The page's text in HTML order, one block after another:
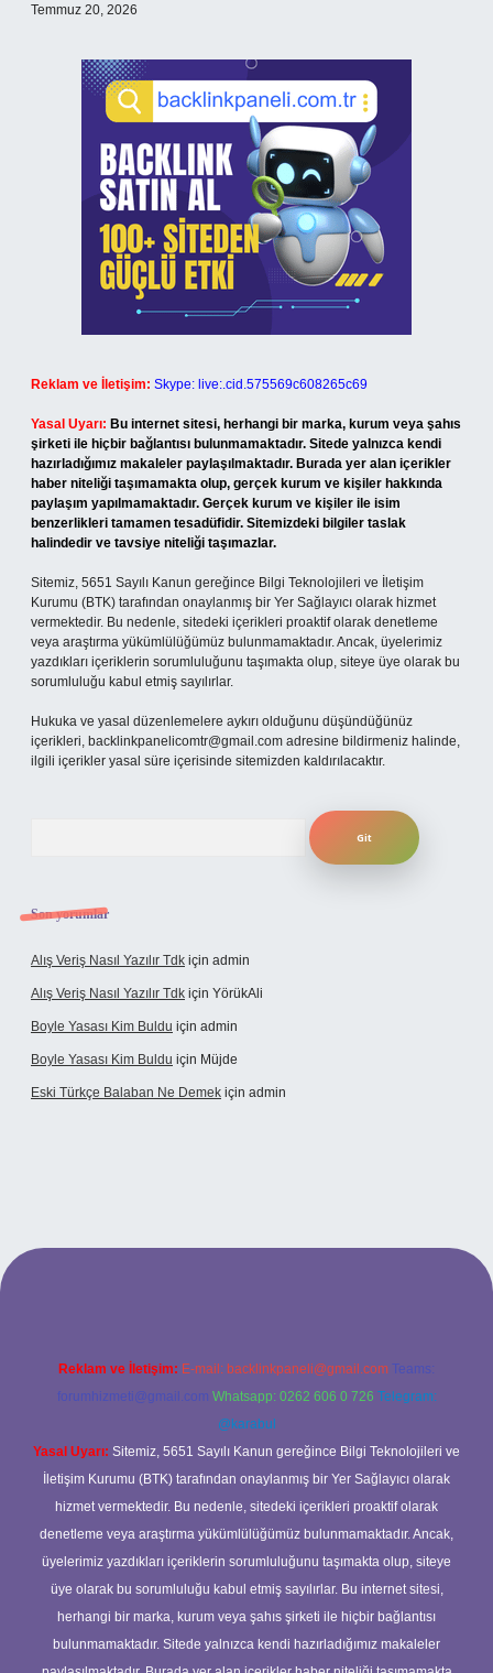
Temmuz 20, 2026
Reklam ve İletişim: Skype: live:.cid.575569c608265c69
Yasal Uyarı: Bu internet sitesi, herhangi bir marka, kurum veya şahıs
şirketi ile hiçbir bağlantısı bulunmamaktadır. Sitede yalnızca kendi
hazırladığımız makaleler paylaşılmaktadır. Burada yer alan içerikler
haber niteliği taşımamakta olup, gerçek kurum ve kişiler hakkında
paylaşım yapılmamaktadır. Gerçek kurum ve kişiler ile isim
benzerlikleri tamamen tesadüfidir. Sitemizdeki bilgiler taslak
halindedir ve tavsiye niteliği taşımazlar.
Sitemiz, 5651 Sayılı Kanun gereğince Bilgi Teknolojileri ve İletişim
Kurumu (BTK) tarafından onaylanmış bir Yer Sağlayıcı olarak hizmet
vermektedir. Bu nedenle, sitedeki içerikleri proaktif olarak denetleme
veya araştırma yükümlülüğümüz bulunmamaktadır. Ancak, üyelerimiz
yazdıkları içeriklerin sorumluluğunu taşımakta olup, siteye üye olarak bu
sorumluluğu kabul etmiş sayılırlar.
Hukuka ve yasal düzenlemelere aykırı olduğunu düşündüğünüz
içerikleri, backlinkpanelicomtr@gmail.com adresine bildirmeniz halinde,
ilgili içerikler yasal süre içerisinde sitemizden kaldırılacaktır.
Son yorumlar
Alış Veriş Nasıl Yazılır Tdk için admin
Alış Veriş Nasıl Yazılır Tdk için YörükAli
Boyle Yasası Kim Buldu için admin
Boyle Yasası Kim Buldu için Müjde
Eski Türkçe Balaban Ne Demek için admin
Reklam ve İletişim: E-mail: backlinkpaneli@gmail.com Teams:
forumhizmeti@gmail.com Whatsapp: 0262 606 0 726 Telegram:
@karabul
Yasal Uyarı: Sitemiz, 5651 Sayılı Kanun gereğince Bilgi Teknolojileri ve
İletişim Kurumu (BTK) tarafından onaylanmış bir Yer Sağlayıcı olarak
hizmet vermektedir. Bu nedenle, sitedeki içerikleri proaktif olarak
denetleme veya araştırma yükümlülüğümüz bulunmamaktadır. Ancak,
üyelerimiz yazdıkları içeriklerin sorumluluğunu taşımakta olup, siteye
üye olarak bu sorumluluğu kabul etmiş sayılırlar. Bu internet sitesi,
herhangi bir marka, kurum veya şahıs şirketi ile hiçbir bağlantısı
bulunmamaktadır. Sitede yalnızca kendi hazırladığımız makaleler